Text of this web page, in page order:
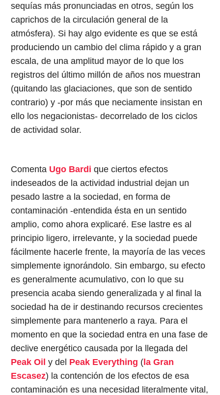
sequías más pronunciadas en otros, según los
caprichos de la circulación general de la
atmósfera). Si hay algo evidente es que se está
produciendo un cambio del clima rápido y a gran
escala, de una amplitud mayor de lo que los
registros del último millón de años nos muestran
(quitando las glaciaciones, que son de sentido
contrario) y -por más que neciamente insistan en
ello los negacionistas- decorrelado de los ciclos
de actividad solar.
Comenta Ugo Bardi que ciertos efectos
indeseados de la actividad industrial dejan un
pesado lastre a la sociedad, en forma de
contaminación -entendida ésta en un sentido
amplio, como ahora explicaré. Ese lastre es al
principio ligero, irrelevante, y la sociedad puede
fácilmente hacerle frente, la mayoría de las veces
simplemente ignorándolo. Sin embargo, su efecto
es generalmente acumulativo, con lo que su
presencia acaba siendo generalizada y al final la
sociedad ha de ir destinando recursos crecientes
simplemente para mantenerlo a raya. Para el
momento en que la sociedad entra en una fase de
declive energético causada por la llegada del
Peak Oil y del Peak Everything (la Gran
Escasez) la contención de los efectos de esa
contaminación es una necesidad literalmente vital,